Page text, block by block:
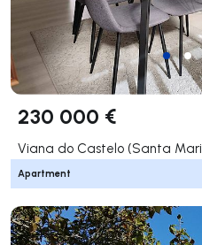
230 000 €
Apartment